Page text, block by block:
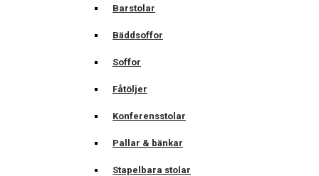
Barstolar
Bäddsoffor
Soffor
Fåtöljer
Konferensstolar
Pallar & bänkar
Stapelbara stolar